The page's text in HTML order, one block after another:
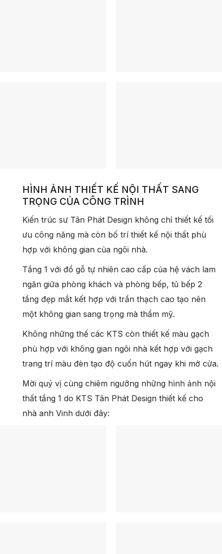
HÌNH ẢNH THIẾT KẾ NỘI THẤT SANG
TRỌNG CỦA CÔNG TRÌNH
Kiến trúc sư Tân Phát Design không chỉ thiết kế tối
ưu công năng mà còn bố trí thiết kế nội thất phù
hợp với không gian của ngôi nhà.
Tầng 1 với đồ gỗ tự nhiên cao cấp của hệ vách lam
ngăn giữa phòng khách và phòng bếp, tủ bếp 2
tầng đẹp mắt kết hợp với trần thạch cao tạo nên
một không gian sang trọng mà thẩm mỹ.
Không những thế các KTS còn thiết kế màu gạch
phù hợp với không gian ngôi nhà kết hợp với gạch
trang trí màu đèn tạo độ cuốn hút ngay khi mở cửa.
Mời quý vị cùng chiêm ngưỡng những hình ảnh nội
thất tầng 1 do KTS Tân Phát Design thiết kế cho
nhà anh Vinh dưới đây: